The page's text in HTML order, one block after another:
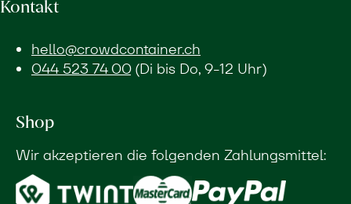
Kontakt
hello@crowdcontainer.ch
044 523 74 00(Di bis Do, 9-12 Uhr)
Shop
Wir akzeptieren die folgenden Zahlungsmittel: